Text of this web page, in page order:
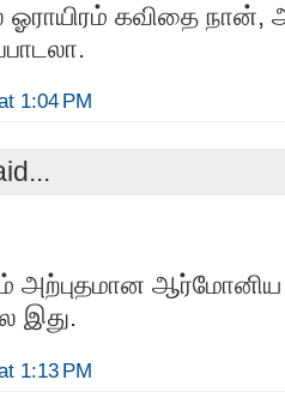
ஓராயிரம் கவிதை
1:04 PM
அற்புதமான
இது.
1:13 PM